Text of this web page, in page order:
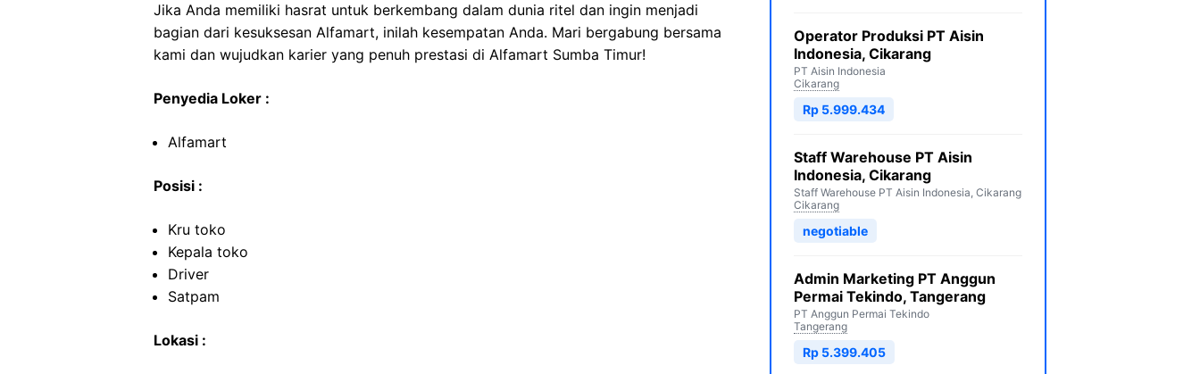
Jika Anda memiliki hasrat untuk berkembang dalam dunia ritel dan ingin menjadi
bagian dari kesuksesan Alfamart, inilah kesempatan Anda. Mari bergabung bersama
kami dan wujudkan karier yang penuh prestasi di Alfamart Sumba Timur!
Penyedia Loker :
Alfamart
Posisi :
Kru toko
Kepala toko
Driver
Satpam
Lokasi :
Operator Produksi PT Aisin
Indonesia, Cikarang
PT Aisin Indonesia
Cikarang
Rp 5.999.434
Staff Warehouse PT Aisin
Indonesia, Cikarang
Staff Warehouse PT Aisin Indonesia, Cikarang
Cikarang
negotiable
Admin Marketing PT Anggun
Permai Tekindo, Tangerang
PT Anggun Permai Tekindo
Tangerang
Rp 5.399.405